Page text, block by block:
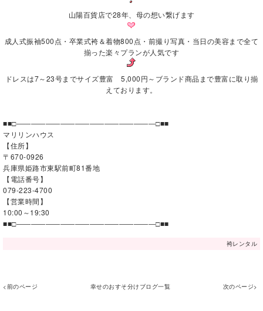
山陽百貨店で28年、母の想い繋げます
成人式振袖500点・卒業式袴＆着物800点・前撮り写真・当日の美容まで全て
揃った楽々プランが人気です
ドレスは7～23号までサイズ豊富 5,000円～ブランド商品まで豊富に取り揃
えております。
■■□―――――――――――――――――――□■■
マリリンハウス
【住所】
〒670-0926
兵庫県姫路市東駅前町81番地
【電話番号】
079-223-4700
【営業時間】
10:00～19:30
■■□―――――――――――――――――――□■■
袴レンタル
<前のページ 幸せのおすそ分けブログ一覧 次のページ>